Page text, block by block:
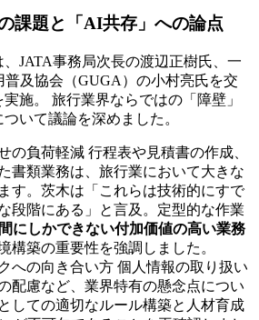
課題と「AI共存」への論点
JATA事務局次長の渡辺正樹氏、一
及協会（GUGA）の小村亮氏を交
施。 旅行業界ならではの「障壁」
いて議論を深めました。
の負荷軽減 行程表や見積書の作成、
書類業務は、旅行業において大きな
す。茨木は「これらは技術的にすで
段階にある」と言及。定型的な作業
にしかできない付加価値の高い業務
構築の重要性を強調しました。
への向き合い方 個人情報の取り扱い
配慮など、業界特有の懸念点につい
しての適切なルール構築と人材育成